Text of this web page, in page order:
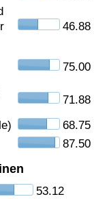
46.88
75.00
71.88
68.75
87.50
53.12